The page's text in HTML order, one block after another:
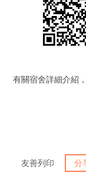
有關宿舍詳細介紹
友善列印 分